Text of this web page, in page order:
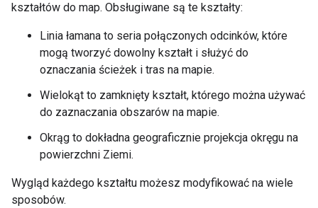
kształtów do map. Obsługiwane są te kształty:
Linia łamana to seria połączonych odcinków, które
mogą tworzyć dowolny kształt i służyć do
oznaczania ścieżek i tras na mapie.
Wielokąt to zamknięty kształt, którego można używać
do zaznaczania obszarów na mapie.
Okrąg to dokładna geograficznie projekcja okręgu na
powierzchni Ziemi.
Wygląd każdego kształtu możesz modyfikować na wiele
sposobów.